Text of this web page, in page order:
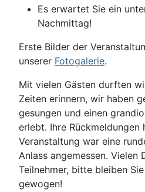
Es erwartet Sie ein
Nachmittag!
Erste Bilder der
unserer Fotogalerie.
Mit vielen Gästen durften
Zeiten erinnern, wir haben
gesungen und einen
erlebt. Ihre Rückmeldungen
Veranstaltung war eine
Anlass angemessen. Vielen
Teilnehmer, bitte bleiben
gewogen!